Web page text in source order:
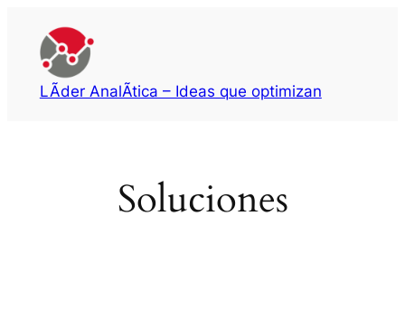
contenido
LÃ­der AnalÃ­tica – Ideas que optimizan
Soluciones